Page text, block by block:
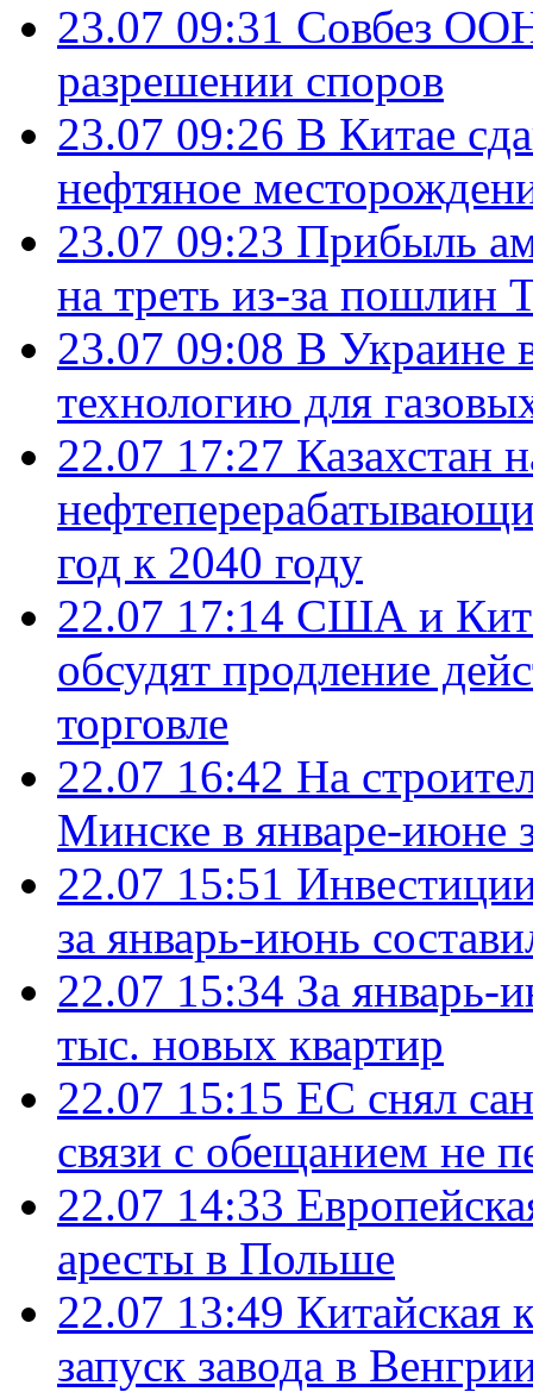
23.07 09:31 Совбез
разрешении споров
23.07 09:26 В Китае
нефтяное
23.07 09:23 Прибыль
на треть из-за пошлин
23.07 09:08 В Украине
технологию для
22.07 17:27 Казахстан
год к 2040 году
22.07 17:14 США и
обсудят продление
торговле
22.07 16:42 На
Минске в январе-июне
22.07 15:51
за январь-июнь
22.07 15:34 За январь-
тыс. новых квартир
22.07 15:15 ЕС снял
связи с обещанием не
22.07 14:33
аресты в Польше
22.07 13:49 Китайская
запуск завода в